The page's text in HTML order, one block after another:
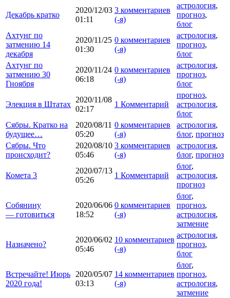
Декабрь кратко
2020/12/03
01:11
3 комментариев
(-я)
астрология,
прогноз,
блог
Ахтунг по
затмению 14
декабря
2020/11/25
01:30
0 комментариев
(-я)
астрология,
прогноз,
блог
Ахтунг по
затмению 30
Гноября
2020/11/24
06:18
0 комментариев
(-я)
астрология,
прогноз,
блог
Элекция в Штатах
2020/11/08
02:17
1 Комментарий
прогноз,
астрология,
блог
Сябры. Кратко на
будущее…
2020/08/11
05:20
0 комментариев
(-я)
астрология,
блог, прогноз
Сябры. Что
происходит?
2020/08/10
05:46
3 комментариев
(-я)
астрология,
блог, прогноз
Комета 3
2020/07/13
05:26
1 Комментарий
блог,
астрология,
прогноз
Собянину
— готовиться
2020/06/06
18:52
0 комментариев
(-я)
блог,
прогноз,
астрология,
затмение
Назначено?
2020/06/02
05:46
10 комментариев
(-я)
астрология,
прогноз,
блог
Встречайте! Июрь
2020 года!
2020/05/07
03:13
14 комментариев
(-я)
блог,
прогноз,
астрология,
затмение